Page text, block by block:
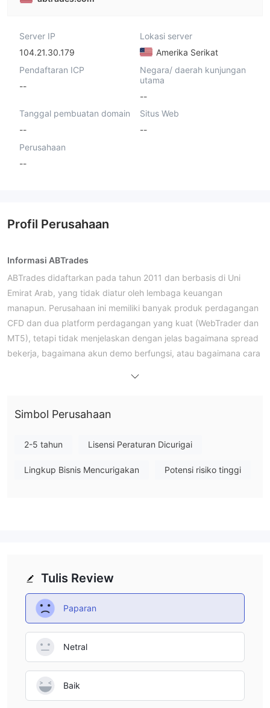
Server IP
104.21.30.179
Lokasi server
Amerika Serikat
Pendaftaran ICP
--
Negara/ daerah kunjungan
utama
--
Tanggal pembuatan domain
--
Situs Web
--
Perusahaan
--
Profil Perusahaan
Informasi ABTrades
ABTrades didaftarkan pada tahun 2011 dan berbasis di Uni
Emirat Arab, yang tidak diatur oleh lembaga keuangan
manapun. Perusahaan ini memiliki banyak produk perdagangan
CFD dan dua platform perdagangan yang kuat (WebTrader dan
MT5), tetapi tidak menjelaskan dengan jelas bagaimana spread
bekerja, bagaimana akun demo berfungsi, atau bagaimana cara
ABTrades berbasis di Uni Emirat Arab, namun tidak ada otoritas
Catatan registrasi domain WHOIS menunjukkan bahwa domain
beroperasi. Terakhir kali domain diperbarui pada 29 Januari
Leverage
ABTrades memungkinkan para trader menggunakan leverage
1:300
lebih besar dengan jumlah uang yang lebih kecil. Leverage
tinggi dapat membuat pendapatan lebih besar, tetapi juga
membuat kerugian lebih mungkin terjadi.
Biaya ABTrades
Simbol Perusahaan
2-5 tahun Lisensi Peraturan Dicurigai
Lingkup Bisnis Mencurigakan Potensi risiko tinggi
Tulis Review
Paparan
Netral
Baik